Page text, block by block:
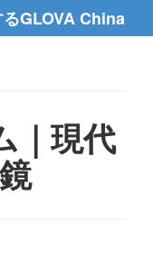
GLOVA China
｜現代